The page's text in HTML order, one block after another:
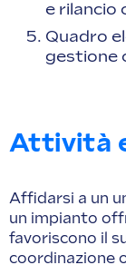
e rilancio
Quadro
gestione
Attività
Affidarsi a un
un impianto
favoriscono il
coordinazione